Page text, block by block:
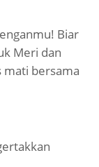
Biar
Meri dan
mati bersama